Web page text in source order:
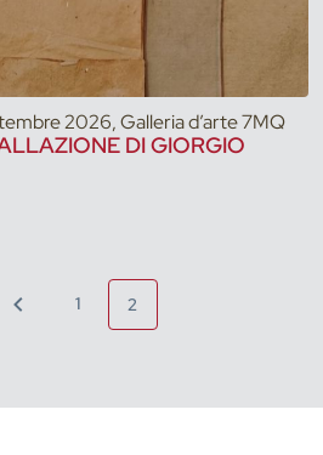
2026, Galleria d’arte 7MQ
DI GIORGIO
1 2